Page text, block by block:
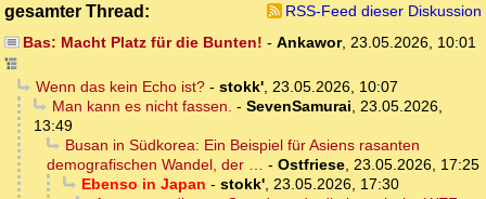
gesamter Thread:
RSS-Feed dieser Diskussion
Bas: Macht Platz für die Bunten! - Ankawor, 23.05.2026, 10:01
Wenn das kein Echo ist?- stokk', 23.05.2026, 10:07
Man kann es nicht fassen. - SevenSamurai, 23.05.2026,
13:49
Busan in Südkorea: Ein Beispiel für Asiens rasanten
demografischen Wandel, der … - Ostfriese, 23.05.2026, 17:25
Ebenso in Japan - stokk', 23.05.2026, 17:30